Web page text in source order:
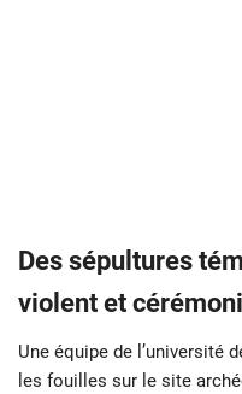
Des sépultures
violent et
Une équipe de l’université
les fouilles sur le site